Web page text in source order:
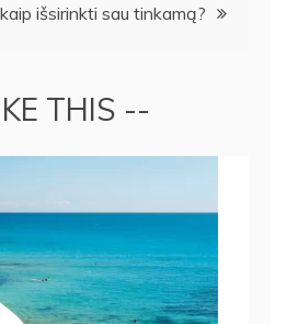
išsirinkti sau tinkamą?
THIS --